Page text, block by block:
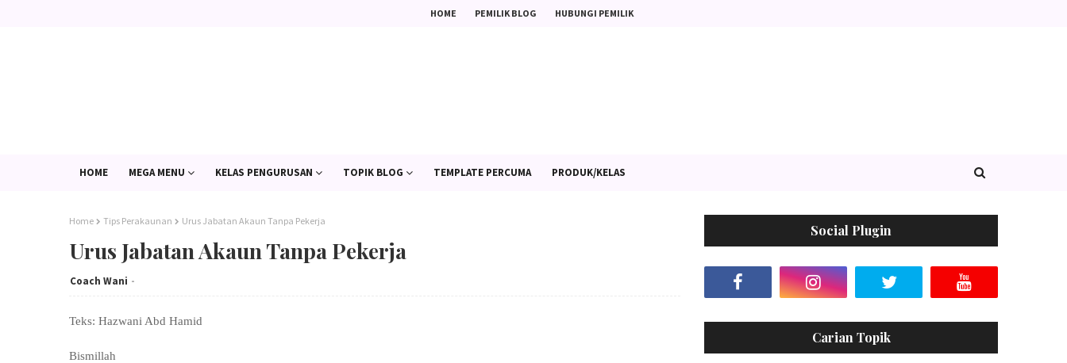
HOME PEMILIK BLOG HUBUNGI PEMILIK
HOME MEGA MENU KELAS PENGURUSAN TOPIK BLOG TEMPLATE PERCUMA PRODUK/KELAS
Home Tips Perakaunan Urus Jabatan Akaun Tanpa Pekerja
Urus Jabatan Akaun Tanpa Pekerja
Coach Wani
Teks: Hazwani Abd Hamid
Bismillah
Social Plugin
Carian Topik